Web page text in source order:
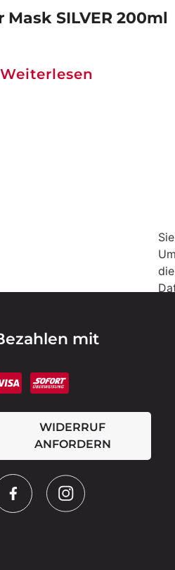
Mask SILVER 200ml
Weiterlesen
mit
WIDERRUF
ANFORDERN